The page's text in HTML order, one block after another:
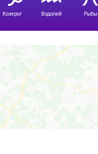
Козерог Водолей Рыбы